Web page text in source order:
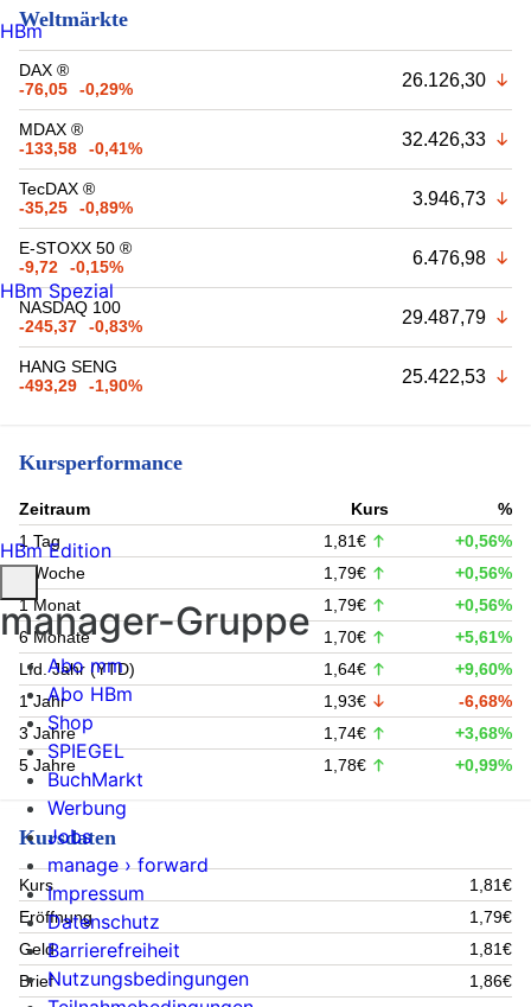
Weltmärkte
DAX ®
-76,05
-0,29% 26.126,30
MDAX ®
-133,58
-0,41% 32.426,33
TecDAX ®
-35,25
-0,89% 3.946,73
E-STOXX 50 ®
-9,72
-0,15% 6.476,98
NASDAQ 100
-245,37
-0,83% 29.487,79
HANG SENG
-493,29
-1,90% 25.422,53
Kursperformance
Zeitraum Kurs
%
1 Tag
1,81€
+0,56%
1 Woche
1,79€
+0,56%
1 Monat
1,79€
+0,56%
6 Monate
1,70€
+5,61%
Lfd. Jahr (YTD)
1,64€
+9,60%
1 Jahr
1,93€
-6,68%
3 Jahre
1,74€
+3,68%
5 Jahre
1,78€ +0,99%
Kursdaten
Kurs
1,81€
Eröffnung
1,79€
Geld
1,81€
Brief
1,86€
HBm
HBm Spezial
HBm Edition
manager-Gruppe
Abo mm
Abo HBm
Shop
SPIEGEL
BuchMarkt
Werbung
Jobs
manage › forward
Impressum
Datenschutz
Barrierefreiheit
Nutzungsbedingungen